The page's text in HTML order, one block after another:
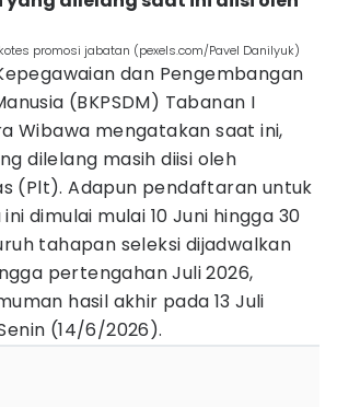
promosi jabatan (pexels.com/Pavel Danilyuk)
dan Pengembangan
(BKPSDM) Tabanan I
Wibawa mengatakan saat ini,
dilelang masih diisi oleh
(Plt). Adapun pendaftaran untuk
dimulai mulai 10 Juni hingga 30
tahapan seleksi dijadwalkan
pertengahan Juli 2026,
hasil akhir pada 13 Juli
(14/6/2026).